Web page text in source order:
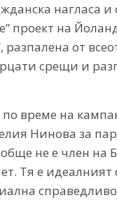
нагласа
проект на
разпалена от
срещи и
време на
Нинова за
не е член на
Тя е